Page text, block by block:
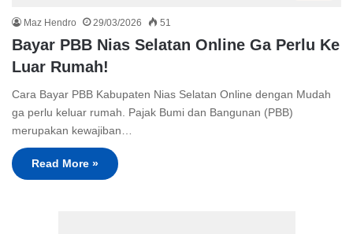
Maz Hendro 29/03/2026 51
Bayar PBB Nias Selatan Online Ga Perlu Ke
Luar Rumah!
Cara Bayar PBB Kabupaten Nias Selatan Online dengan Mudah
ga perlu keluar rumah. Pajak Bumi dan Bangunan (PBB)
merupakan kewajiban…
Read More »